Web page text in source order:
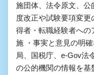
施団体、法令原文、公
度改正や試験要項変
得者・転職経験者への
施 ・事実と意見の明
局、国税庁、e-Gov法
の公的機関の情報を基